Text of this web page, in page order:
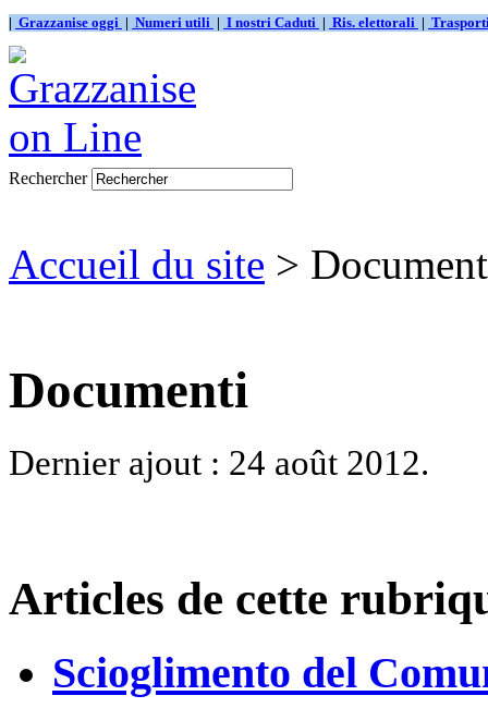
| Grazzanise oggi | Numeri utili | I nostri Caduti | Ris. elettorali |
Rechercher
Accueil du site >
Documenti
Dernier ajout : 24 août 2012.
Articles de cette
Scioglimento del